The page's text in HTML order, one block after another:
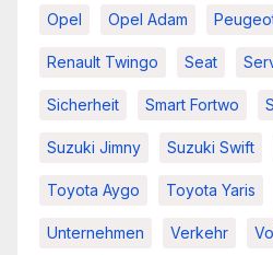
Opel Opel Adam
Renault Twingo Seat
Sicherheit Smart Fortwo
Suzuki Jimny Suzuki Swift
Toyota Aygo Toyota Yaris
Unternehmen Verkehr